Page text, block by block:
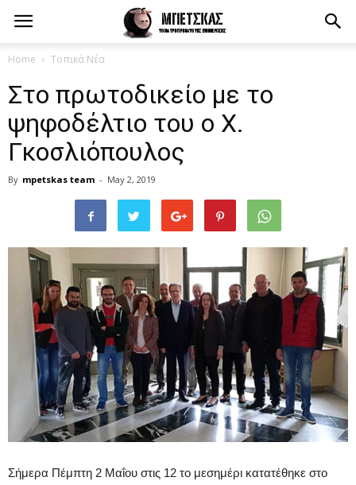
Home Τοπικά Νέα
Στο πρωτοδικείο με το
ψηφοδέλτιο του ο Χ.
Γκοσλιόπουλος
By mpetskas team - May 2, 2019
Σήμερα Πέμπτη 2 Μαΐου στις 12 το μεσημέρι κατατέθηκε στο